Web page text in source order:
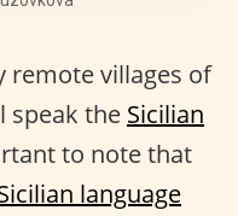
remote villages of
speak the Sicilian
to note that
language